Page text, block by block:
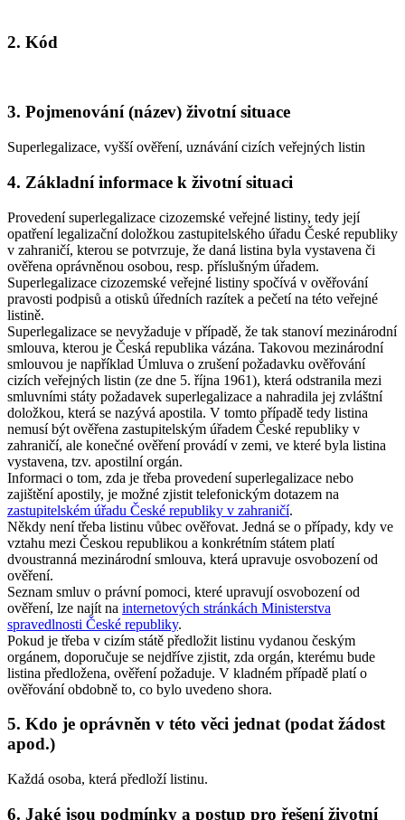
2. Kód
3. Pojmenování (název) životní situace
Superlegalizace, vyšší ověření, uznávání cizích veřejných listin
4. Základní informace k životní situaci
Provedení superlegalizace cizozemské veřejné listiny, tedy její
opatření legalizační doložkou zastupitelského úřadu České republiky
v zahraničí, kterou se potvrzuje, že daná listina byla vystavena či
ověřena oprávněnou osobou, resp. příslušným úřadem.
Superlegalizace cizozemské veřejné listiny spočívá v ověřování
pravosti podpisů a otisků úředních razítek a pečetí na této veřejné
listině.
Superlegalizace se nevyžaduje v případě, že tak stanoví mezinárodní
smlouva, kterou je Česká republika vázána. Takovou mezinárodní
smlouvou je například Úmluva o zrušení požadavku ověřování
cizích veřejných listin (ze dne 5. října 1961), která odstranila mezi
smluvními státy požadavek superlegalizace a nahradila jej zvláštní
doložkou, která se nazývá apostila. V tomto případě tedy listina
nemusí být ověřena zastupitelským úřadem České republiky v
zahraničí, ale konečné ověření provádí v zemi, ve které byla listina
vystavena, tzv. apostilní orgán.
Informaci o tom, zda je třeba provedení superlegalizace nebo
zajištění apostily, je možné zjistit telefonickým dotazem na
zastupitelském úřadu České republiky v zahraničí.
Někdy není třeba listinu vůbec ověřovat. Jedná se o případy, kdy ve
vztahu mezi Českou republikou a konkrétním státem platí
dvoustranná mezinárodní smlouva, která upravuje osvobození od
ověření.
Seznam smluv o právní pomoci, které upravují osvobození od
ověření, lze najít na internetových stránkách Ministerstva
spravedlnosti České republiky.
Pokud je třeba v cizím státě předložit listinu vydanou českým
orgánem, doporučuje se nejdříve zjistit, zda orgán, kterému bude
listina předložena, ověření požaduje. V kladném případě platí o
ověřování obdobně to, co bylo uvedeno shora.
5. Kdo je oprávněn v této věci jednat (podat žádost
apod.)
Každá osoba, která předloží listinu.
6. Jaké jsou podmínky a postup pro řešení životní